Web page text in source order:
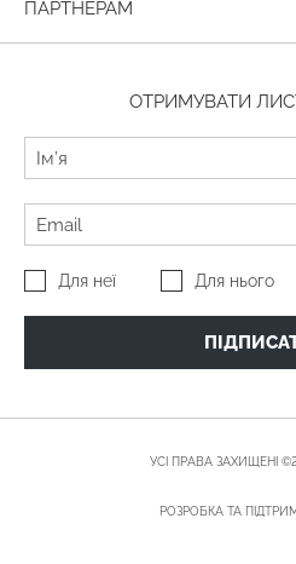
ПАРТНЕРАМ
ОТРИМУВАТИ
Для неї Для нього
УСІ ПРАВА ЗАХИЩЕНІ
РОЗРОБКА ТА